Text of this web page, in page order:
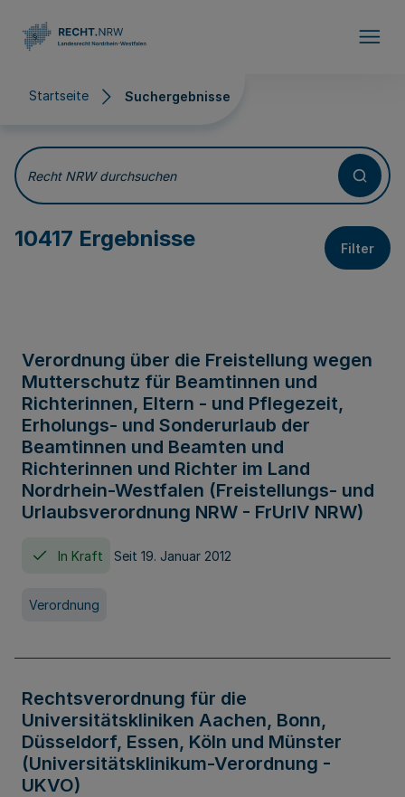
Startseite Suchergebnisse
Suchergebnisse
Recht NRW durchsuchen
10417 Ergebnisse Filter
Verordnung über die Freistellung wegen
Mutterschutz für Beamtinnen und
Richterinnen, Eltern - und Pflegezeit,
Erholungs- und Sonderurlaub der
Beamtinnen und Beamten und
Richterinnen und Richter im Land
Nordrhein-Westfalen (Freistellungs- und
Urlaubsverordnung NRW - FrUrlV NRW)
In Kraft Seit 19. Januar 2012
Verordnung
Rechtsverordnung für die
Universitätskliniken Aachen, Bonn,
Düsseldorf, Essen, Köln und Münster
(Universitätsklinikum-Verordnung -
UKVO)